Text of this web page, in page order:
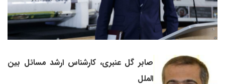
صابر گل عنبری، کارشناس ارشد مسائل بین
الملل